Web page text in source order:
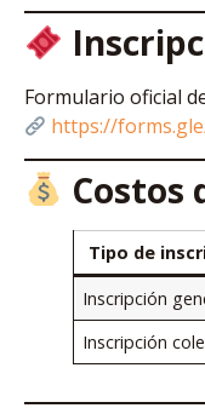
Formulario oficial
https://
Costos
Tipo de
Inscripción
Inscripción